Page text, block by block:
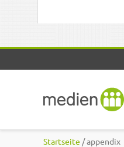
Startseite / appendix